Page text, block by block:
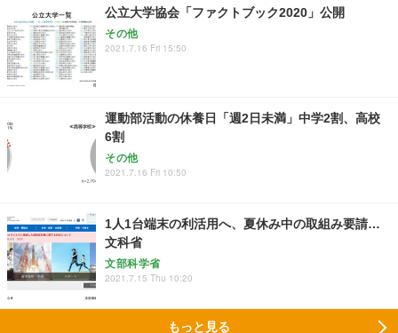
公立大学協会「ファクトブック2020」公開
その他
2021.7.16 Fri 15:50
運動部活動の休養日「週2日未満」中学2割、高校
6割
その他
2021.7.16 Fri 10:50
1人1台端末の利活用へ、夏休み中の取組み要請…
文科省
文部科学省
2021.7.15 Thu 10:20
もっと見る